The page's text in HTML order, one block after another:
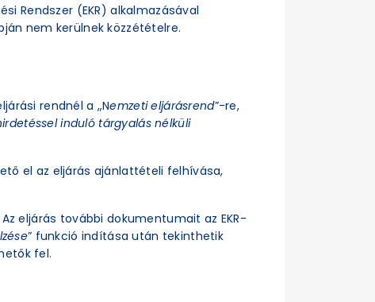
Rendszer (EKR) alkalmazásával
nem kerülnek közzétételre.
rendnél a „Nemzeti eljárásrend”-re,
induló tárgyalás nélküli
el az eljárás ajánlattételi felhívása,
eljárás további dokumentumait az EKR-
” funkció indítása után tekinthetik
fel.